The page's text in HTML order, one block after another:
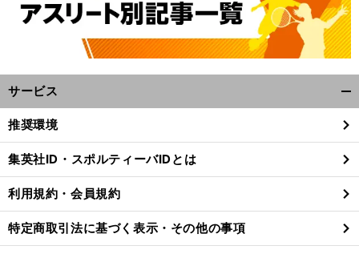
サービス
閉
る
推奨環境
集英社ID・スポルティーバIDとは
利用規約・会員規約
特定商取引法に基づく表示・その他の事項